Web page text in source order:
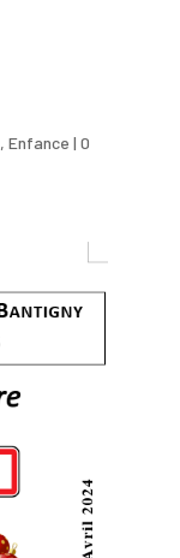
, Enfance | 0